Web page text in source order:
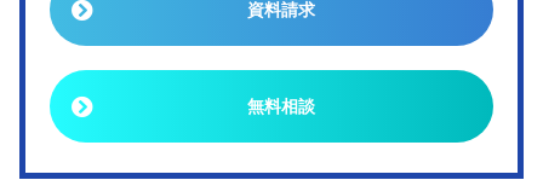
資料請求
無料相談